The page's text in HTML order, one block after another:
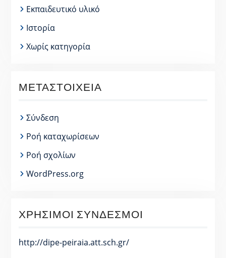
Εκπαιδευτικό υλικό
Ιστορία
Χωρίς κατηγορία
ΜΕΤΑΣΤΟΙΧΕΊΑ
Σύνδεση
Ροή καταχωρίσεων
Ροή σχολίων
WordPress.org
ΧΡΉΣΙΜΟΙ ΣΎΝΔΕΣΜΟΙ
http://dipe-peiraia.att.sch.gr/